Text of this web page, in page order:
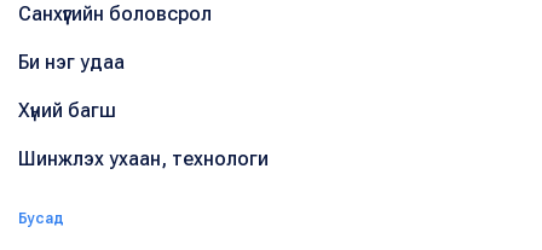
Санхүүгийн боловсрол
Би нэг удаа
Хүний багш
Шинжлэх ухаан, технологи
Бусад